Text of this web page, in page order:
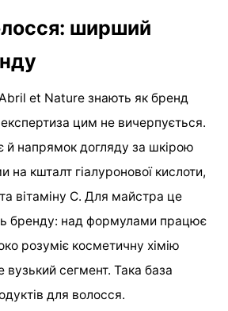
ширший
et Nature знають як бренд
цим не вичерпується.
й напрямок догляду за шкірою
на кшталт гіалуронової кислоти,
вітаміну C. Для майстра це
бренду: над формулами працює
розуміє косметичну хімію
сегмент. Така база
для волосся.